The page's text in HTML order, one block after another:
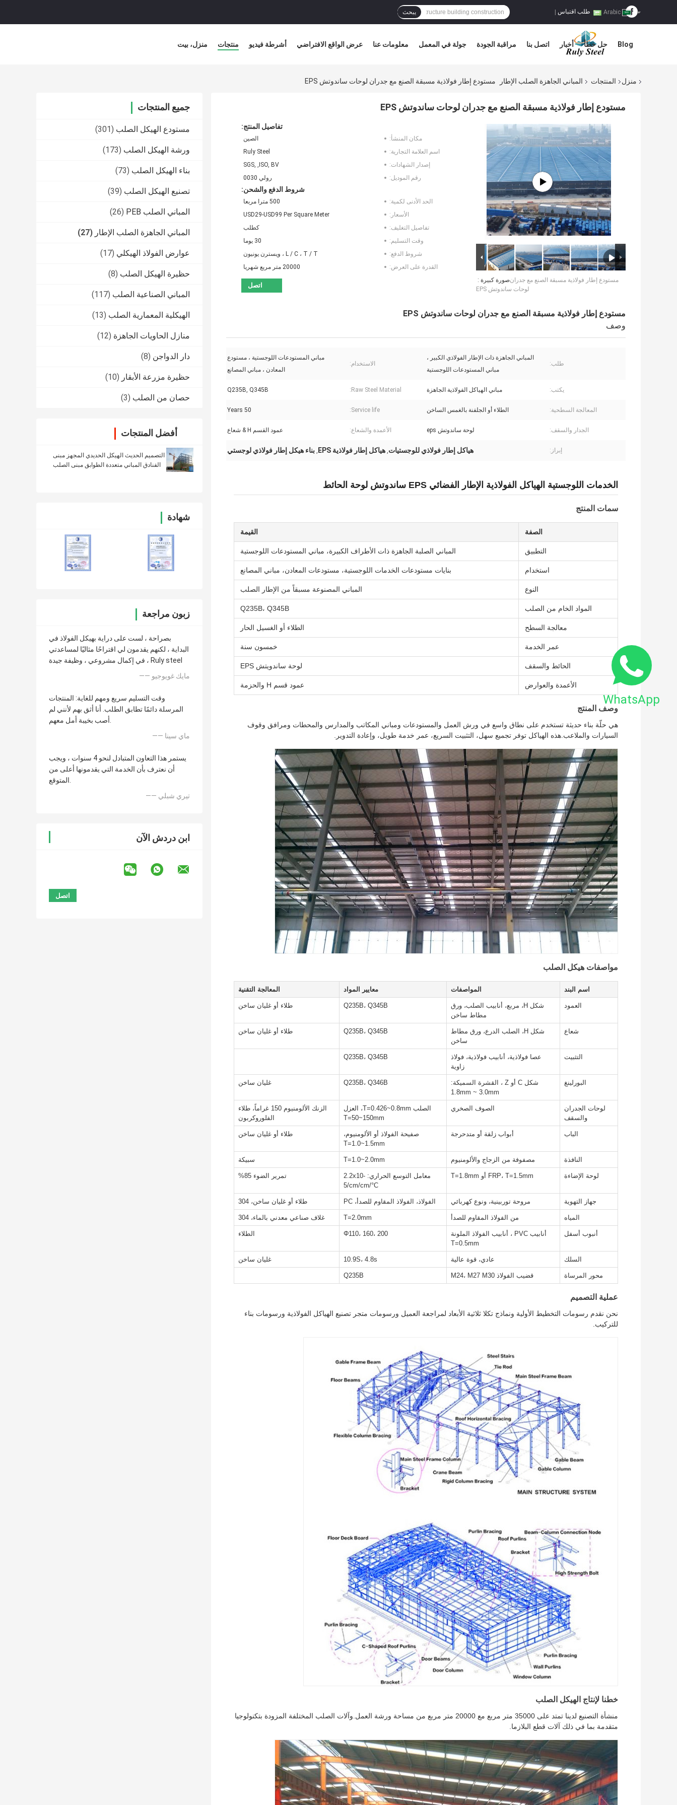
طلب اقتباس يبحث
منزل، بيت منتجات أشرطة فيديو عرض الواقع الافتراضي معلومات عنا جولة في المعمل مراقبة الجودة اتصل بنا أخبار حل خطأ Blog
منزل المنتجات المباني الجاهزة الصلب الإطار مستودع إطار فولاذية مسبقة الصنع مع جدران لوحات ساندوتش EPS
جميع المنتجات
مستودع الهيكل الصلب (301)
ورشة الهيكل الصلب (173)
بناء الهيكل الصلب (73)
تصنيع الهيكل الصلب (39)
المباني الصلب PEB (26)
المباني الجاهزة الصلب الإطار (27)
عوارض الفولاذ الهيكلي (17)
حظيرة الهيكل الصلب (8)
المباني الصناعية الصلب (117)
الهيكلية المعمارية الصلب (13)
منازل الحاويات الجاهزة (12)
دار الدواجن (8)
حظيرة مزرعة الأبقار (10)
حصان من الصلب (3)
أفضل المنتجات
التصميم الحديث الهيكل الحديدي المجهز مبنى
الفنادق المباني متعددة الطوابق مبنى الصلب
شهادة
زبون مراجعة
بصراحة ، لست على دراية بهيكل الفولاذ في
البداية ، لكنهم يقدمون لي اقتراحًا مثاليًا لمساعدتي
في إكمال مشروعي ، وظيفة جيدة ، Ruly steel
—— مايك غويوجيو
وقت التسليم سريع ومهم للغاية: المنتجات
المرسلة دائمًا تطابق الطلب. أنا أثق بهم لأنني لم
أصب بخيبة أمل معهم.
—— ماي سينا
يستمر هذا التعاون المتبادل لنحو 4 سنوات ، ويجب
أن نعترف بأن الخدمة التي يقدمونها أعلى من
المتوقع.
—— تيري شبلي
ابن دردش الآن
مستودع إطار فولاذية مسبقة الصنع مع جدران لوحات ساندوتش EPS
صورة كبيرة :مستودع إطار فولاذية مسبقة الصنع مع جدران
لوحات ساندوتش EPS
تفاصيل المنتج:
مكان المنشأ:
الصين
اسم العلامة التجارية:
Ruly Steel
إصدار الشهادات:
SGS, ,ISO, BV
رقم الموديل:
رولي 0030
شروط الدفع والشحن:
الحد الأدنى لكمية:
500 مترا مربعا
الأسعار:
USD29-USD99 Per Square Meter
تفاصيل التغليف:
كطلب
وقت التسليم:
30 يوما
شروط الدفع:
L / C ، T / T ، ويسترن يونيون
القدرة على العرض:
20000 متر مربع شهريا
اتصل
مستودع إطار فولاذية مسبقة الصنع مع جدران لوحات ساندوتش EPS
وصف
طلب:
المباني الجاهزة ذات الإطار الفولاذي الكبير ،
مباني المستودعات اللوجستية
الاستخدام:
مباني المستودعات اللوجستية ، مستودع
المعادن ، مباني المصانع
يكتب: مباني الهياكل الفولاذية الجاهزة Raw Steel Material:
Q235B, Q345B
المعالجة السطحية: الطلاء أو الجلفنة بالغمس الساخن Service life:
50 Years
الجدار والسقف: لوحة ساندوتش eps الأعمدة والشعاع: عمود القسم H & شعاع
إبراز: هياكل إطار فولاذي للوجستيات, هياكل إطار فولاذية EPS , بناء هيكل إطار فولاذي لوجستي
الخدمات اللوجستية الهياكل الفولاذية الإطار الفضائي EPS ساندوتش لوحة الحائط
سمات المنتج
الصفة القيمة
التطبيق المباني الصلبة الجاهزة ذات الأطراف الكبيرة، مباني المستودعات اللوجستية
استخدام بنايات مستودعات الخدمات اللوجستية، مستودعات المعادن، مباني المصانع
النوع المباني المصنوعة مسبقاً من الإطار الصلب
المواد الخام من الصلب Q235B، Q345B
معالجة السطح الطلاء أو الغسيل الحار
عمر الخدمة خمسون سنة
الحائط والسقف لوحة ساندويتش EPS
الأعمدة والعوارض عمود قسم H والحزمة
وصف المنتج
هي حلّة بناء حديثة تستخدم على نطاق واسع في ورش العمل والمستودعات ومباني المكاتب والمدارس والمحطات ومرافق وقوف
السيارات والملاعب.هذه الهياكل توفر تجميع سهل، التثبيت السريع، عمر خدمة طويل، وإعادة التدوير.
مواصفات هيكل الصلب
اسم البند المواصفات معايير المواد المعالجة التقنية
العمود
شكل H، مربع، أنابيب الصلب، ورق
مطاط ساخن
Q235B، Q345B طلاء أو غليان ساخن
شعاع
شكل H، الصلب الدرع، ورق مطاط
ساخن
Q235B، Q345B طلاء أو غليان ساخن
التثبيت
عصا فولاذية، أنابيب فولاذية، فولاذ
زاوية
Q235B، Q345B
البورلينغ
شكل C أو Z ، القشرة السميكة:
1.8mm ~ 3.0mm
Q235B، Q346B غليان ساخن
لوحات الجدران
والسقف
الصوف الصخري
الصلب T=0.426~0.8mm، العزل
T=50~150mm
الزنك الألومنيوم 150 غراماً، طلاء
الفلوروكربون
الباب أبواب زلقة أو متدحرجة
صفيحة الفولاذ أو الألومنيوم،
T=1.0~1.5mm
طلاء أو غليان ساخن
النافذة مصفوفة من الزجاج والألومنيوم T=1.0~2.0mm سبيكة
لوحة الإضاءة FRP، T=1.5mm أو T=1.8mm
معامل التوسع الحراري: 2.2x10-
5/cm/cm/°C
تمرير الضوء 85%
جهاز التهوية مروحة توربينية، ونوع كهربائي الفولاذ، الفولاذ المقاوم للصدأ، PC طلاء أو غليان ساخن، 304
المياه من الفولاذ المقاوم للصدأ T=2.0mm غلاف صناعي معدني بالماء، 304
أنبوب أسفل
أنابيب PVC ، أنابيب الفولاذ الملونة
T=0.5mm
Φ110، 160، 200 الطلاء
السلك عادي، قوة عالية 10.9S، 4.8s غليان ساخن
محور المرساة قضيب الفولاذ M24، M27 M30 Q235B
عملية التصميم
نحن نقدم رسومات التخطيط الأولية ونماذج تكلا ثلاثية الأبعاد لمراجعة العميل ورسومات متجر تصنيع الهياكل الفولاذية ورسومات بناء
للتركيب.
خطنا لإنتاج الهيكل الصلب
منشأة التصنيع لدينا تمتد على 35000 متر مربع مع 20000 متر مربع من مساحة ورشة العمل.وآلات الصلب المختلفة المزودة بتكنولوجيا
متقدمة بما في ذلك آلات قطع البلازما.
WhatsApp